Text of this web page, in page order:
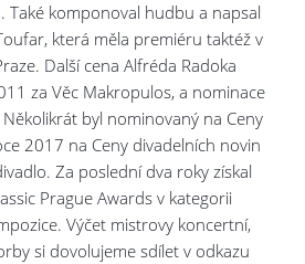
Také komponoval hudbu a napsal
která měla premiéru taktéž v
Další cena Alfréda Radoka
za Věc Makropulos, a nominace
byl nominovaný na Ceny
2017 na Ceny divadelních novin
Za poslední dva roky získal
Prague Awards v kategorii
Výčet mistrovy koncertní,
si dovolujeme sdílet v odkazu